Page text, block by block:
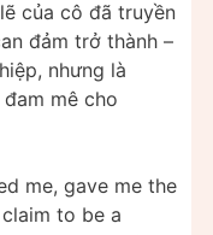
của cô đã truyền
đảm trở thành –
nhưng là
mê cho
me, gave me the
to be a